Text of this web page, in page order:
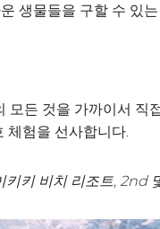
생물들을 구할 수 있
든 것을 가까이서
체험을 선사합니다.
키키 비치 리조트, 2nd